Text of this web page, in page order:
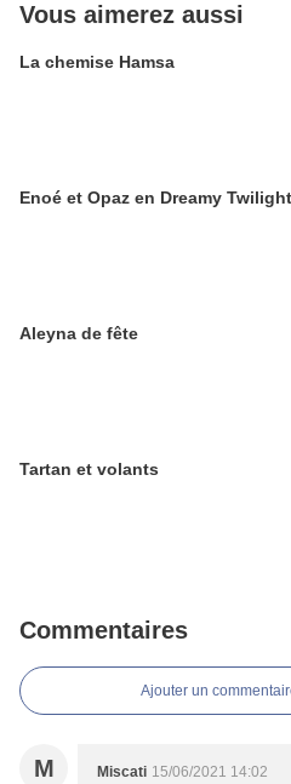
Vous aimerez aussi
La chemise Hamsa
Enoé et Opaz en Dreamy Twilight
Aleyna de fête
Tartan et volants
Commentaires
Ajouter un
M Miscati 15/06/2021 14:02